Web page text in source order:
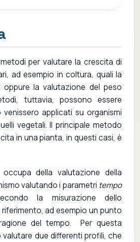
per valutare la crescita di
ad esempio in coltura, quali la
la valutazione del peso
tuttavia, possono essere
applicati su organismi
vegetali. Il principale metodo
in una pianta, in questi casi, è
occupa della valutazione della
valutando i parametri tempo
la misurazione dello
ad esempio un punto
del tempo. Per questa
due differenti profili, che